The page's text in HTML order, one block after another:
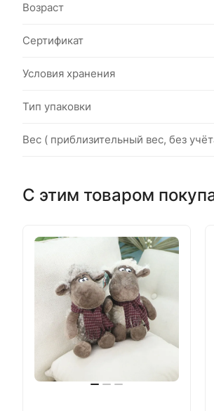
Возраст
Сертификат
Условия хранения
Тип упаковки
Вес ( приблизительный вес, без
С этим товаром